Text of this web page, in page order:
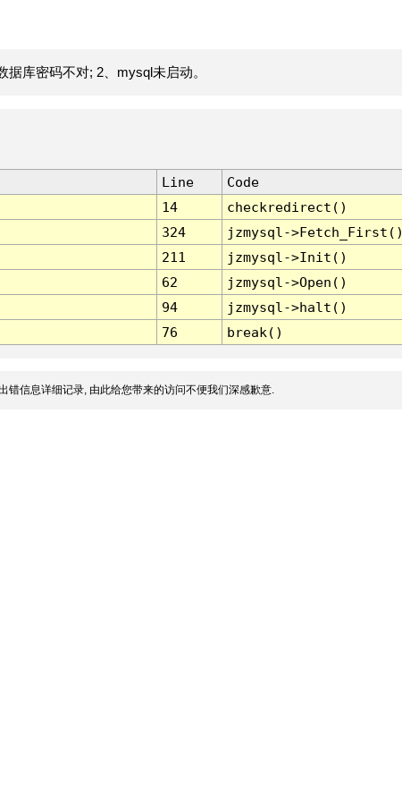
库密码不对; 2、mysql未启动。
Line
Code
14
checkredirect()
324
jzmysql-
211
jzmysql->Init()
62
jzmysql->Open()
94
jzmysql->halt()
76 break()
错信息详细记录, 由此给您带来的访问不便我们深感歉意.